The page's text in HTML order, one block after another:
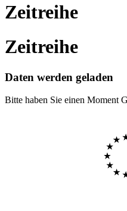
Zeitreihe
Zeitreihe
Daten werden geladen
Bitte haben Sie einen Moment